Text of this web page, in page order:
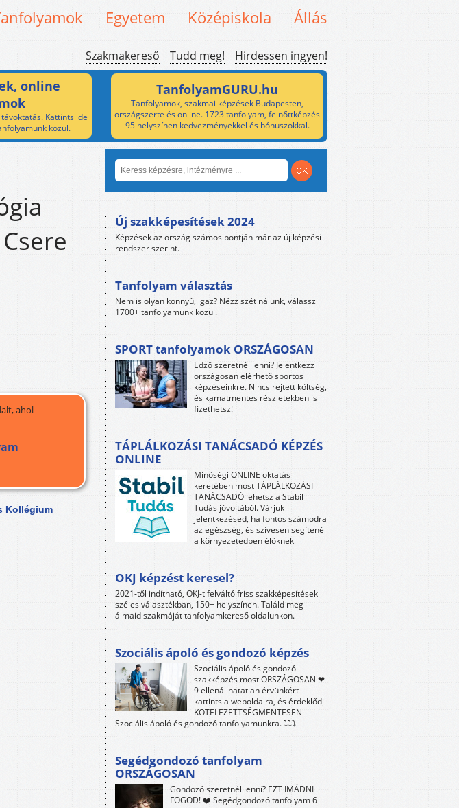
Egyetem Középiskola Állás
Szakmakereső Tudd meg! Hirdessen ingyen!
online
Kattints ide
közül.
TanfolyamGURU.hu
Tanfolyamok, szakmai képzések Budapesten,
országszerte és online. 1723 tanfolyam, felnőttképzés
95 helyszínen kedvezményekkel és bónuszokkal.
ahol
Kollégium
Új szakképesítések 2024
Képzések az ország számos pontján már az új képzési
rendszer szerint.
Tanfolyam választás
Nem is olyan könnyű, igaz? Nézz szét nálunk, válassz
1700+ tanfolyamunk közül.
SPORT tanfolyamok ORSZÁGOSAN
Edző szeretnél lenni? Jelentkezz
országosan elérhető sportos
képzéseinkre. Nincs rejtett költség,
és kamatmentes részletekben is
fizethetsz!
TÁPLÁLKOZÁSI TANÁCSADÓ KÉPZÉS
ONLINE
Minőségi ONLINE oktatás
keretében most TÁPLÁLKOZÁSI
TANÁCSADÓ lehetsz a Stabil
Tudás jóvoltából. Várjuk
jelentkezésed, ha fontos számodra
az egészség, és szívesen segítenél
a környezetedben élőknek
OKJ képzést keresel?
2021-től indítható, OKJ-t felváltó friss szakképesítések
széles választékban, 150+ helyszínen. Találd meg
álmaid szakmáját tanfolyamkereső oldalunkon.
Szociális ápoló és gondozó képzés
Szociális ápoló és gondozó
szakképzés most ORSZÁGOSAN ❤
9 ellenállhatatlan érvünkért
kattints a weboldalra, és érdeklődj
KÖTELEZETTSÉGMENTESEN
Szociális ápoló és gondozó tanfolyamunkra. ⤵⤵⤵
Segédgondozó tanfolyam
ORSZÁGOSAN
Gondozó szeretnél lenni? EZT IMÁDNI
FOGOD! ❤️ Segédgondozó tanfolyam 6